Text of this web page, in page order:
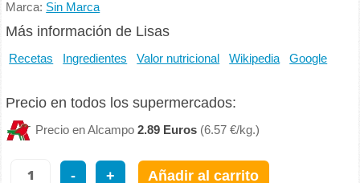
Marca: Sin Marca
Más información de Lisas
Recetas Ingredientes Valor nutricional Wikipedia Google
Precio en todos los supermercados:
Precio en Alcampo2.89 Euros (6.57 €/kg.)
- + Añadir al carrito